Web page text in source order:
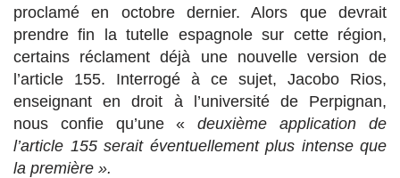
proclamé en octobre dernier. Alors que devrait
prendre fin la tutelle espagnole sur cette région,
certains réclament déjà une nouvelle version de
l’article 155. Interrogé à ce sujet, Jacobo Rios,
enseignant en droit à l’université de Perpignan,
nous confie qu’une «deuxième application de
l’article 155 serait éventuellement plus intense que
la première ».